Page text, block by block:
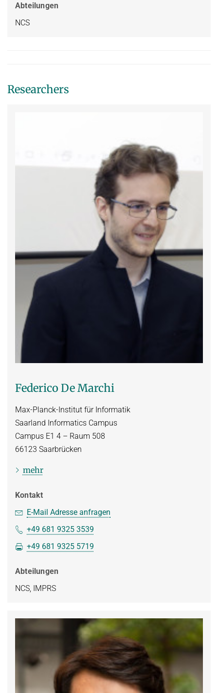
Abteilungen
NCS
Researchers
Federico De Marchi
Max-Planck-Institut für Informatik
Saarland Informatics Campus
Campus E1 4 – Raum 508
66123 Saarbrücken
mehr
Kontakt
E-Mail Adresse anfragen
+49 681 9325 3539
+49 681 9325 5719
Abteilungen
NCS, IMPRS